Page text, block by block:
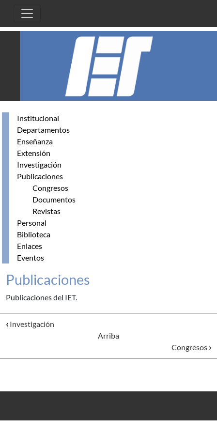
Institucional
Departamentos
Enseñanza
Extensión
Investigación
Publicaciones
Congresos
Documentos
Revistas
Personal
Biblioteca
Enlaces
Eventos
Publicaciones
Publicaciones del IET.
‹ Investigación
Arriba
Congresos ›